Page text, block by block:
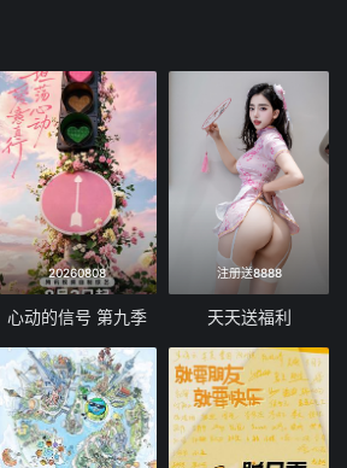
20260808
心动的信号 第九季
注册送8888
天天送福利